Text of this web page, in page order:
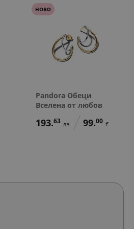
НОВО
Pandora Обеци
Вселена от любов
193.63 лв. 99.00 €